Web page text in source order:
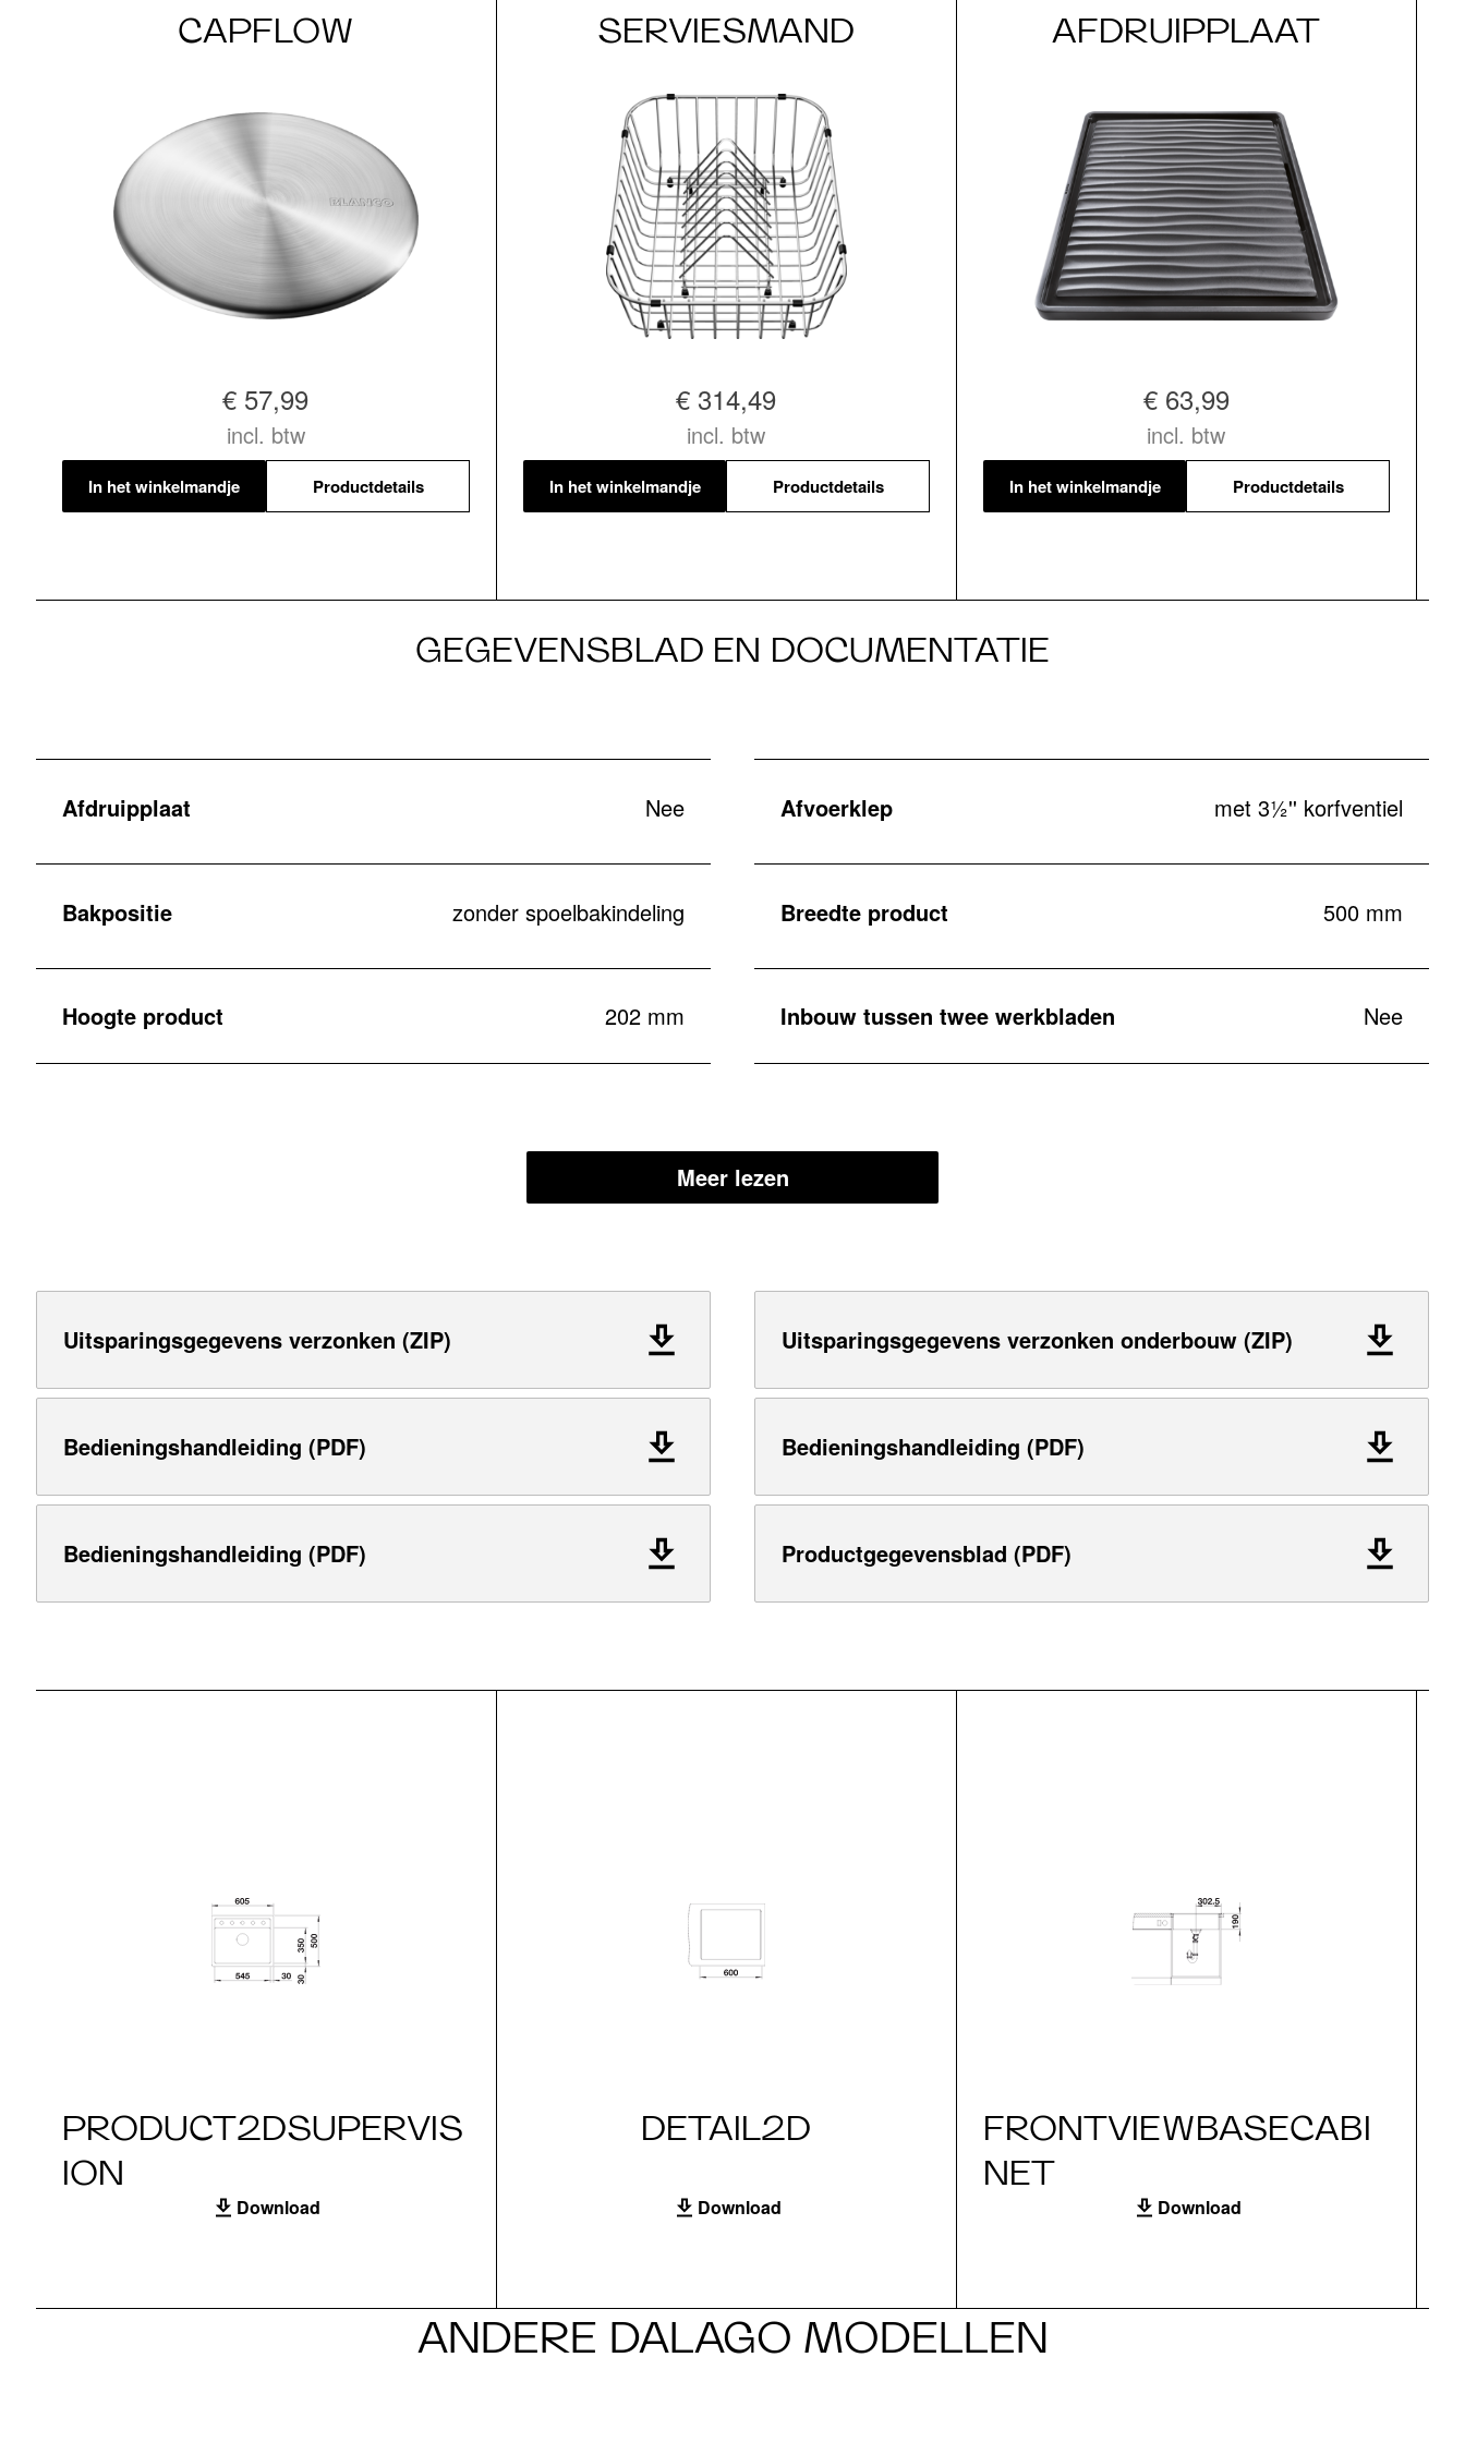
CAPFLOW
€ 57,99
incl. btw
In het winkelmandje Productdetails
SERVIESMAND
€ 314,49
incl. btw
In het winkelmandje Productdetails
AFDRUIPPLAAT
€ 63,99
incl. btw
In het winkelmandje Productdetails
GEGEVENSBLAD EN DOCUMENTATIE
Afdruipplaat Nee Afvoerklep met 3½'' korfventiel
Bakpositie zonder spoelbakindeling Breedte product 500 mm
Hoogte product 202 mm Inbouw tussen twee werkbladen Nee
Meer lezen
Uitsparingsgegevens verzonken (ZIP) Uitsparingsgegevens verzonken onderbouw (ZIP)
Bedieningshandleiding (PDF) Bedieningshandleiding (PDF)
Bedieningshandleiding (PDF) Productgegevensblad (PDF)
PRODUCT2DSUPERVIS
ION
Download
DETAIL2D
Download
FRONTVIEWBASECABI
NET
Download
ANDERE DALAGO MODELLEN